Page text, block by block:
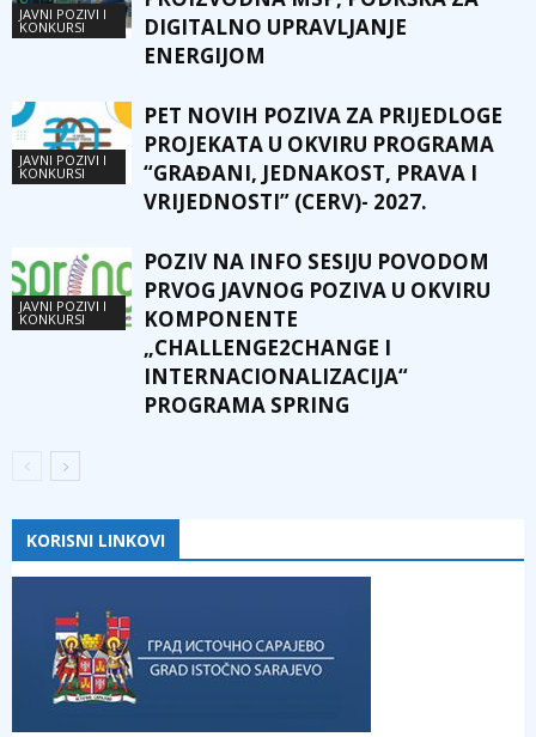
JAVNI POZIVI I
KONKURSI
DIGITALNO UPRAVLJANJE
ENERGIJOM
JAVNI POZIVI I
KONKURSI
PET NOVIH POZIVA ZA PRIJEDLOGE
PROJEKATA U OKVIRU PROGRAMA
“GRAĐANI, JEDNAKOST, PRAVA I
VRIJEDNOSTI” (CERV)- 2027.
JAVNI POZIVI I
KONKURSI
POZIV NA INFO SESIJU POVODOM
PRVOG JAVNOG POZIVA U OKVIRU
KOMPONENTE
„CHALLENGE2CHANGE I
INTERNACIONALIZACIJA“
PROGRAMA SPRING
KORISNI LINKOVI